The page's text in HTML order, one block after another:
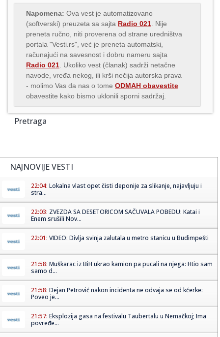
Napomena: Ova vest je automatizovano
(softverski) preuzeta sa sajta Radio 021 . Nije
preneta ručno, niti proverena od strane uredništva
portala "Vesti.rs", već je preneta automatski,
računajući na savesnost i dobru nameru sajta
Radio 021 . Ukoliko vest (članak) sadrži netačne
navode, vređa nekog, ili krši nečija autorska prava
- molimo Vas da nas o tome ODMAH obavestite
obavestite kako bismo uklonili sporni sadržaj.
Pretraga
NAJNOVIJE VESTI
22:04: Lokalna vlast opet čisti deponije za slikanje, najavljuju i
stra...
22:03: ZVEZDA SA DESETORICOM SAČUVALA POBEDU: Katai i
Enem srušili Nov...
22:01: VIDEO: Divlja svinja zalutala u metro stanicu u Budimpešti
21:58: Muškarac iz BiH ukrao kamion pa pucali na njega: Htio sam
samo d...
21:58: Dejan Petrović nakon incidenta ne odvaja se od kćerke:
Poveo je...
21:57: Eksplozija gasa na festivalu Taubertalu u Nemačkoj; Ima
povređe...